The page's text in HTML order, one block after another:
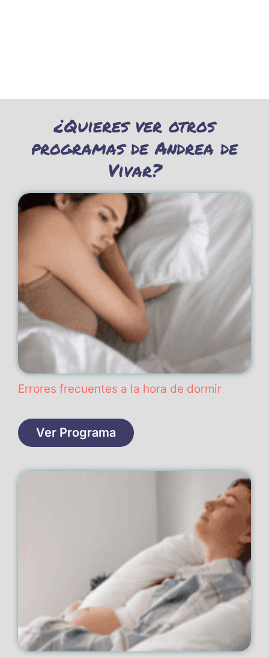
¿Quieres ver otros
programas de Andrea de
Vivar?
Errores frecuentes a la hora de dormir
Ver Programa